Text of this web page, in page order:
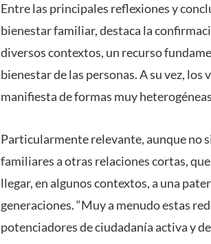
Entre las principales reflexiones y
bienestar familiar, destaca la
diversos contextos, un recurso
bienestar de las personas. A su vez,
manifiesta de formas muy
Particularmente relevante, aunque no
familiares a otras relaciones cortas,
llegar, en algunos contextos, a una
generaciones. “Muy a menudo estas
potenciadores de ciudadanía activa y